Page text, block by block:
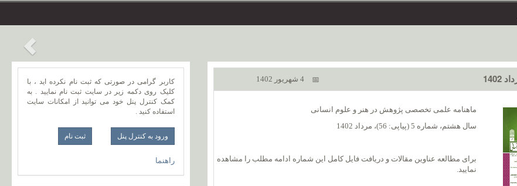
4 شهریور 1402
ماهنامه علمی تخصصی پژوهش در هنر و علوم انسانی
سال هشتم، شماره 5 (پیاپی: 56)، مرداد 1402
برای مطالعه عناوین مقالات و دریافت فایل کامل این شماره ادامه مطلب را مشاهده
نمایید.
کاربر گرامی در صورتی که ثبت نام نکرده اید ، با
کلیک روی دکمه زیر در سایت ثبت نام نمایید . به
کمک کنترل پنل خود می توانید از امکانات سایت
استفاده کنید .
ورود به کنترل پنل
راهنما